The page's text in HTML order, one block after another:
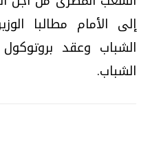
إلى الأمام مطالبا
الشباب وعقد
الشباب.